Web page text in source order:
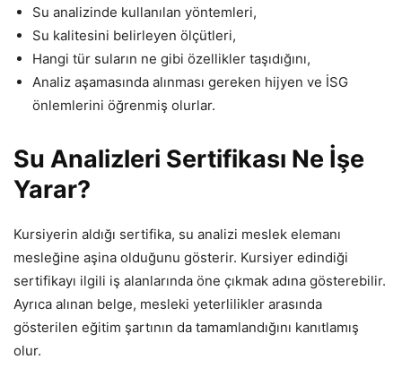
Su analizinde kullanılan yöntemleri,
Su kalitesini belirleyen ölçütleri,
Hangi tür suların ne gibi özellikler taşıdığını,
Analiz aşamasında alınması gereken hijyen ve İSG
önlemlerini öğrenmiş olurlar.
Su Analizleri Sertifikası Ne İşe
Yarar?
Kursiyerin aldığı sertifika, su analizi meslek elemanı
mesleğine aşina olduğunu gösterir. Kursiyer edindiği
sertifikayı ilgili iş alanlarında öne çıkmak adına gösterebilir.
Ayrıca alınan belge, mesleki yeterlilikler arasında
gösterilen eğitim şartının da tamamlandığını kanıtlamış
olur.